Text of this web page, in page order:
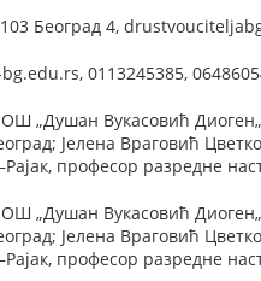
Београд 4,
0113245385,
„Душан Вукасовић
Јелена Враговић
професор разредне
„Душан Вукасовић
Јелена Враговић
професор разредне